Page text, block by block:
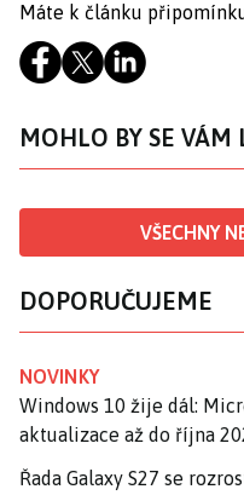
Máte k článku
MOHLO BY SE VÁM
VŠECHNY
DOPORUČUJEME
NOVINKY
Windows 10 žije dál:
aktualizace až do října
Řada Galaxy S27 se